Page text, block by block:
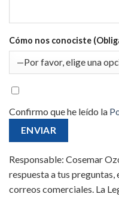
Cómo nos conociste
Confirmo que he leído la
Responsable: Cosemar
respuesta a tus
correos comerciales. La